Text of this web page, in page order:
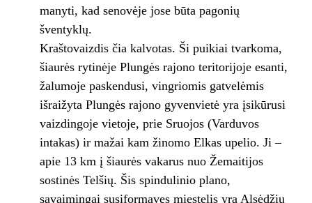
manyti, kad senovėje jose būta pagonių
šventyklų.
Kraštovaizdis čia kalvotas. Ši puikiai tvarkoma,
šiaurės rytinėje Plungės rajono teritorijoje esanti,
žalumoje paskendusi, vingriomis gatvelėmis
išraižyta Plungės rajono gyvenvietė yra įsikūrusi
vaizdingoje vietoje, prie Sruojos (Varduvos
intakas) ir mažai kam žinomo Elkas upelio. Ji –
apie 13 km į šiaurės vakarus nuo Žemaitijos
sostinės Telšių. Šis spindulinio plano,
savaimingai susiformavęs miestelis yra Alsėdžių